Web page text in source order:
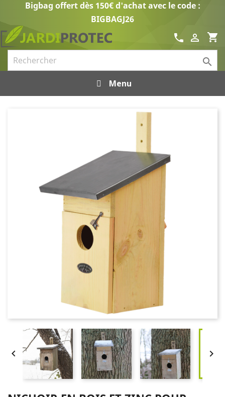
Bigbag offert dès 150€ d'achat avec le code :
BIGBAGJ26
shopping_cart

call

Menu
 